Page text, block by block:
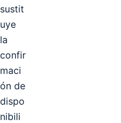
sustit
uye
la
confir
maci
ón de
dispo
nibili